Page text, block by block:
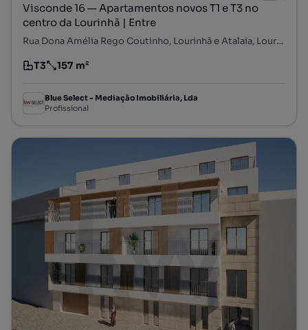
Visconde 16 — Apartamentos novos T1 e T3 no
centro da Lourinhã | Entre
Rua Dona Amélia Rego Coutinho, Lourinhã e Atalaia, Lourinhã, Lisboa
Tipologia
T3
Preço por metro quadrado
157 m²
Blue Select - Mediação Imobiliária, Lda
Profissional